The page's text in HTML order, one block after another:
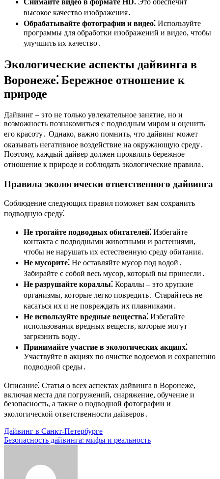
Снимайте видео в формате HD⁚ Это обеспечит
высокое качество изображения․
Обрабатывайте фотографии и видео⁚ Используйте
программы для обработки изображений и видео, чтобы
улучшить их качество․
Экологические аспекты дайвинга в
Воронеже⁚ Бережное отношение к
природе
Дайвинг – это не только увлекательное занятие, но и
возможность познакомиться с подводным миром и оценить
его красоту․ Однако, важно помнить, что дайвинг может
оказывать негативное воздействие на окружающую среду․
Поэтому, каждый дайвер должен проявлять бережное
отношение к природе и соблюдать экологические правила․
Правила экологически ответственного дайвинга
Соблюдение следующих правил поможет вам сохранить
подводную среду⁚
Не трогайте подводных обитателей⁚ Избегайте
контакта с подводными животными и растениями,
чтобы не нарушать их естественную среду обитания․
Не мусорите⁚ Не оставляйте мусор под водой․
Забирайте с собой весь мусор, который вы принесли․
Не разрушайте кораллы⁚ Кораллы – это хрупкие
организмы, которые легко повредить․ Старайтесь не
касаться их и не повреждать их плавниками․
Не используйте вредные вещества⁚ Избегайте
использования вредных веществ, которые могут
загрязнить воду․
Принимайте участие в экологических акциях⁚
Участвуйте в акциях по очистке водоемов и сохранению
подводной среды․
Описание⁚ Статья о всех аспектах дайвинга в Воронеже,
включая места для погружений, снаряжение, обучение и
безопасность, а также о подводной фотографии и
экологической ответственности дайверов․
Навигация
по
Дайвинг в Санкт-Петербурге
Безопасность дайвинга: мифы и реальность